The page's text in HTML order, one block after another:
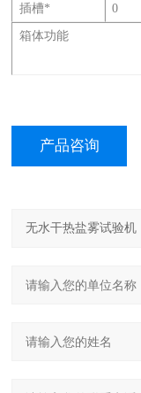
插槽* 0
箱体功能
产品咨询